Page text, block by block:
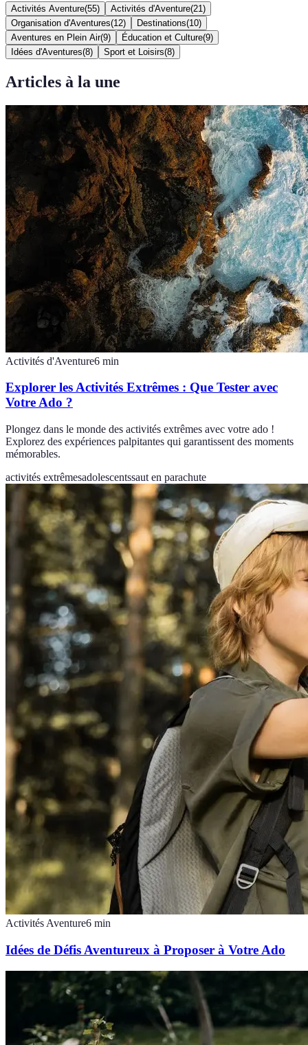
Activités Aventure(55) Activités d'Aventure(21 )
Organisation d'Aventures(12) Destinations(10)
Aventures en Plein Air(9) Éducation et Culture(9)
Idées d'Aventures(8) Sport et Loisirs(8)
Articles à la une
Activités d'Aventure6 min
Explorer les Activités Extrêmes : Que Tester avec
Votre Ado ?
Plongez dans le monde des activités extrêmes avec votre ado !
Explorez des expériences palpitantes qui garantissent des moments
mémorables.
activités extrêmesadolescentssaut en parachute
Activités Aventure6 min
Idées de Défis Aventureux à Proposer à Votre Ado